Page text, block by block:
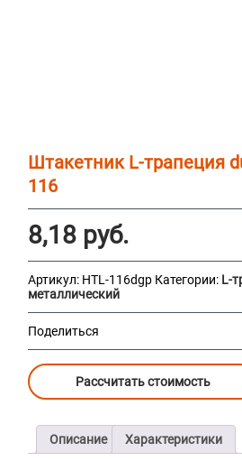
Штакетник L-трапеция
116
8,18 руб.
Артикул: HTL-116dgp Категории: L-
металлический
Поделиться
Рассчитать стоимость
Описание Характеристики